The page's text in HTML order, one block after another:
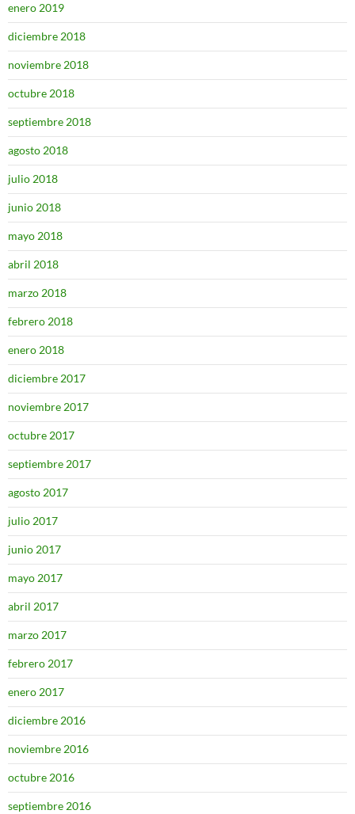
enero 2019
diciembre 2018
noviembre 2018
octubre 2018
septiembre 2018
agosto 2018
julio 2018
junio 2018
mayo 2018
abril 2018
marzo 2018
febrero 2018
enero 2018
diciembre 2017
noviembre 2017
octubre 2017
septiembre 2017
agosto 2017
julio 2017
junio 2017
mayo 2017
abril 2017
marzo 2017
febrero 2017
enero 2017
diciembre 2016
noviembre 2016
octubre 2016
septiembre 2016